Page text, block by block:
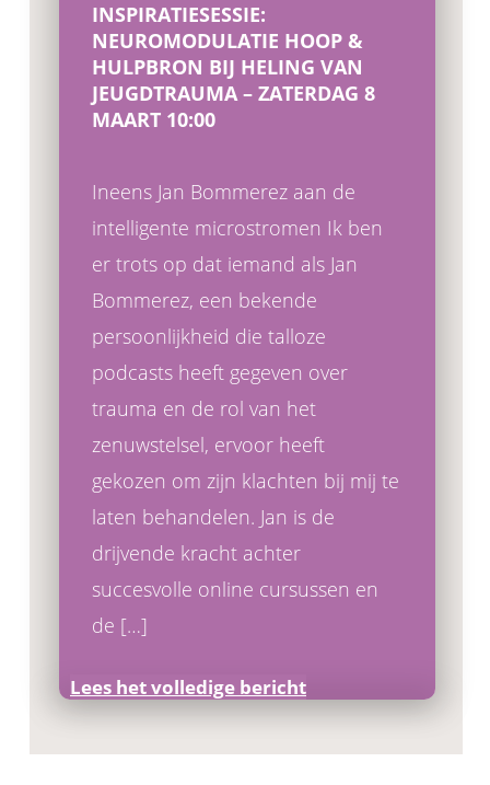
INSPIRATIESESSIE:
NEUROMODULATIE HOOP &
HULPBRON BIJ HELING VAN
JEUGDTRAUMA – ZATERDAG 8
MAART 10:00
Ineens Jan Bommerez aan de
intelligente microstromen Ik ben
er trots op dat iemand als Jan
Bommerez, een bekende
persoonlijkheid die talloze
podcasts heeft gegeven over
trauma en de rol van het
zenuwstelsel, ervoor heeft
gekozen om zijn klachten bij mij te
laten behandelen. Jan is de
drijvende kracht achter
succesvolle online cursussen en
de […]
Lees het volledige bericht